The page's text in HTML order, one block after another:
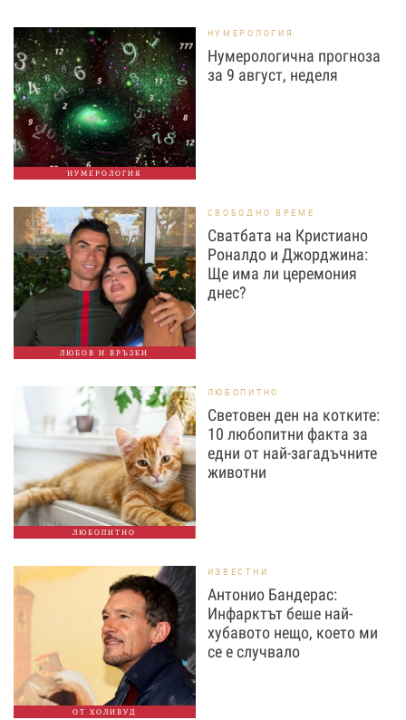
НУМЕРОЛОГИЯ
НУМЕРОЛОГИЯ
Нумерологична прогноза
за 9 август, неделя
ЛЮБОВ И ВРЪЗКИ
СВОБОДНО ВРЕМЕ
Сватбата на Кристиано
Роналдо и Джорджина:
Ще има ли церемония
днес?
ЛЮБОПИТНО
ЛЮБОПИТНО
Световен ден на котките:
10 любопитни факта за
едни от най-загадъчните
животни
ОТ ХОЛИВУД
ИЗВЕСТНИ
Антонио Бандерас:
Инфарктът беше най-
хубавото нещо, което ми
се е случвало